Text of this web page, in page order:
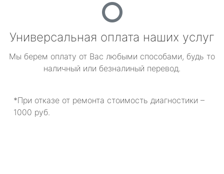
Универсальная оплата наших услуг
Мы берем оплату от Вас любыми способами, будь то
наличный или безналиный перевод.
*При отказе от ремонта стоимость диагностики –
1000 руб.